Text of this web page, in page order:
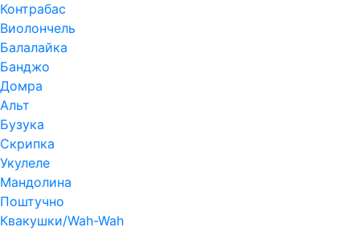
Контрабас
Виолончель
Балалайка
Банджо
Домра
Альт
Бузука
Скрипка
Укулеле
Мандолина
Поштучно
Квакушки/Wah-Wah